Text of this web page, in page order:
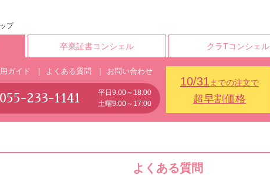
プ
卒業証書コンシェル クラTコンシェル
ガイド よくある質問 お問い合わせ
055-233-1141
平日9:00～18:00
土曜9:00～17:00
10/31 までの注文で
超早割価格
よくある質問